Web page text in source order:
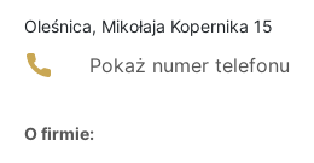
Oleśnica, Mikołaja Kopernika 15
Pokaż numer telefonu
O firmie: